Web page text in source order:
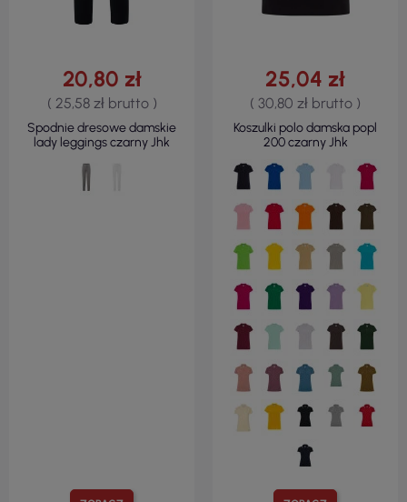
20,80 zł
( 25,58 zł brutto )
Spodnie dresowe damskie
lady leggings czarny Jhk
25,04 zł
( 30,80 zł brutto )
Koszulki polo damska popl
200 czarny Jhk